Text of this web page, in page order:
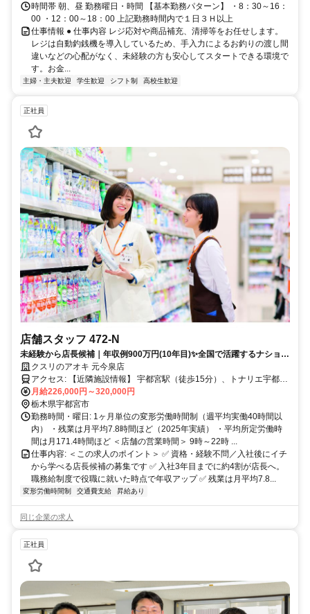
時間帯 朝、昼 勤務曜日・時間 【基本勤務パターン】 ・8：30～16：
00 ・12：00～18：00 上記勤務時間内で１日３Ｈ以上
仕事情報 ● 仕事内容 レジ応対や商品補充、清掃等をお任せします。
レジは自動釣銭機を導入しているため、手入力によるお釣りの渡し間
違いなどの心配がなく、未経験の方も安心してスタートできる環境で
す。お金...
主婦・主夫歓迎 学生歓迎 シフト制 高校生歓迎
正社員
店舗スタッフ 472-N
未経験から店長候補｜年収例900万円(10年目)✨全国で活躍するナショナ
ル社員✅社宅あり
クスリのアオキ 元今泉店
アクセス: 【近隣施設情報】 宇都宮駅（徒歩15分）、トナリエ宇都宮
（徒歩10分）、宇都宮記念病院（車3分） 【近隣学校情報】 宇都宮
大学・峰C（車5分）、宇都宮ビジネス電子専門学校（徒歩5分）
月給226,000円～320,000円
栃木県宇都宮市
勤務時間・曜日: 1ヶ月単位の変形労働時間制（週平均実働40時間以
内） ・残業は月平均7.8時間ほど（2025年実績） ・平均所定労働時
間は月171.4時間ほど ＜店舗の営業時間＞ 9時～22時 ...
仕事内容: ＜この求人のポイント＞ ✅ 資格・経験不問／入社後にイチ
から学べる店長候補の募集です ✅ 入社3年目までに約4割が店長へ。
職務給制度で役職に就いた時点で年収アップ ✅ 残業は月平均7.8...
変形労働時間制 交通費支給 昇給あり
同じ企業の求人
正社員